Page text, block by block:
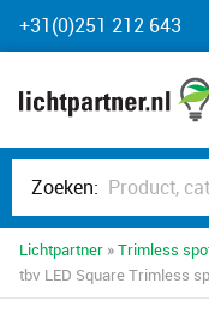
Skip
to
+31(0)251 212 643
Zoeken:
Lichtpartner »Trimless
tbv LED Square Trimless